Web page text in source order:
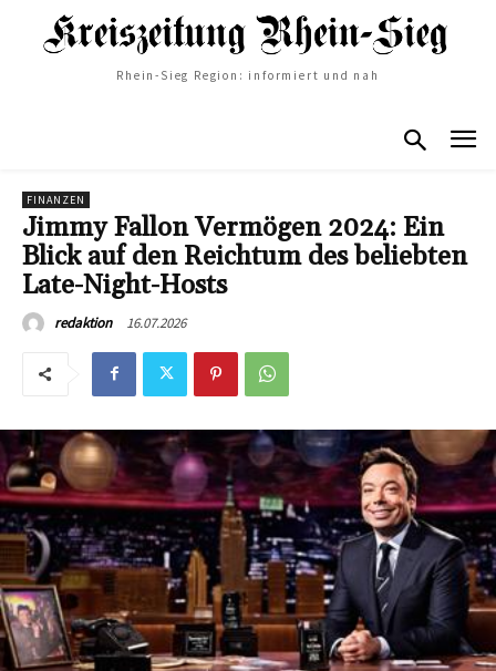
Rhein-Sieg Region: informiert und nah
FINANZEN
Jimmy Fallon Vermögen 2024: Ein
Blick auf den Reichtum des beliebten
Late-Night-Hosts
redaktion 16.07.2026